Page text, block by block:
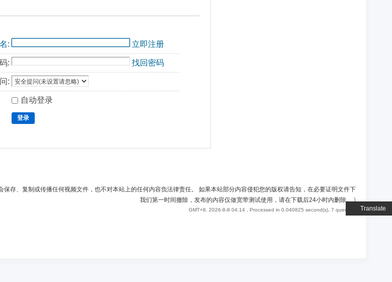
Translate
立即注册
: 找回密码
:
自动登录
登录
保存、复制或传播任何视频文件，也不对本站上的任何内容负法律责任。 如果本站部分内容侵犯您的版权请告知，在必要证明文件下
我们第一时间撤除，发布的内容仅做宽带测试使用，请在下载后24小时内删除。)
GMT+8, 2026-8-8 04:14 , Processed in 0.040825 second(s), 7 queries .